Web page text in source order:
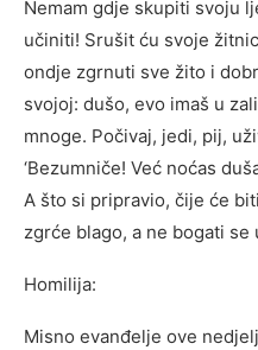
Nemam gdje skupiti svoju
učiniti! Srušit ću svoje
ondje zgrnuti sve žito i
svojoj: dušo, evo imaš u
mnoge. Počivaj, jedi, pij,
‘Bezumniče! Već noćas
A što si pripravio, čije će
zgrće blago, a ne bogati se
Homilija:
Misno evanđelje ove